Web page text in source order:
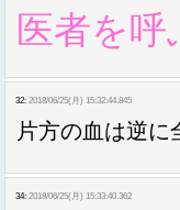
医者を呼
32: 2018/06/25(月) 15:32:44.845
片方の血は逆に
34: 2018/06/25(月) 15:33:40.362